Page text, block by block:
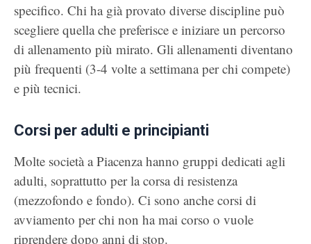
specifico. Chi ha già provato diverse discipline può
scegliere quella che preferisce e iniziare un percorso
di allenamento più mirato. Gli allenamenti diventano
più frequenti (3-4 volte a settimana per chi compete)
e più tecnici.
Corsi per adulti e principianti
Molte società a Piacenza hanno gruppi dedicati agli
adulti, soprattutto per la corsa di resistenza
(mezzofondo e fondo). Ci sono anche corsi di
avviamento per chi non ha mai corso o vuole
riprendere dopo anni di stop.